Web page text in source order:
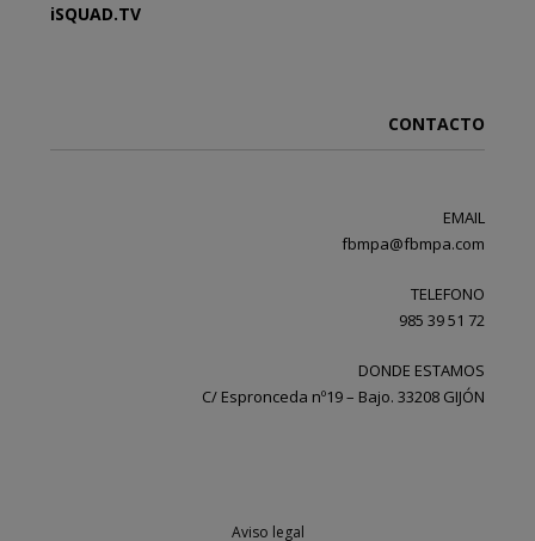
iSQUAD.TV
CONTACTO
EMAIL
fbmpa@fbmpa.com
TELEFONO
985 39 51 72
DONDE ESTAMOS
C/ Espronceda nº19 – Bajo. 33208 GIJÓN
Aviso legal